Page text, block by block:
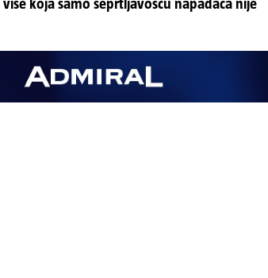
koja samo šeprtljavošću napadača nije